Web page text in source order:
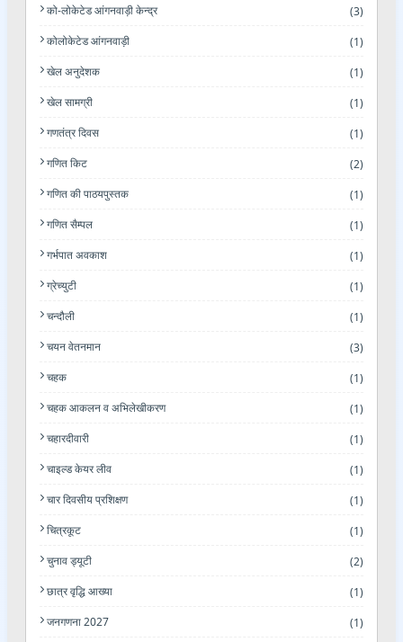
को-लोकेटेड आंगनवाड़ी केन्द्र
(3)
कोलोकेटेड आंगनवाड़ी
(1)
खेल अनुदेशक
(1)
खेल सामग्री
(1)
गणतंत्र दिवस
(1)
गणित किट
(2)
गणित की पाठयपुस्तक
(1)
गणित सैम्पल
(1)
गर्भपात अवकाश
(1)
ग्रेच्युटी
(1)
चन्दौली
(1)
चयन वेतनमान
(3)
चहक
(1)
चहक आकलन व अभिलेखीकरण
(1)
चहारदीवारी
(1)
चाइल्ड केयर लीव
(1)
चार दिवसीय प्रशिक्षण
(1)
चित्रकूट
(1)
चुनाव ड्यूटी
(2)
छात्र वृद्धि आख्या
(1)
जनगणना 2027
(1)